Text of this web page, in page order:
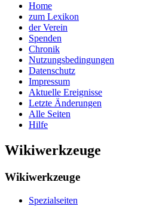
Home
zum Lexikon
der Verein
Spenden
Chronik
Nutzungsbedingungen
Datenschutz
Impressum
Aktuelle Ereignisse
Letzte Änderungen
Alle Seiten
Hilfe
Wikiwerkzeuge
Wikiwerkzeuge
Spezialseiten